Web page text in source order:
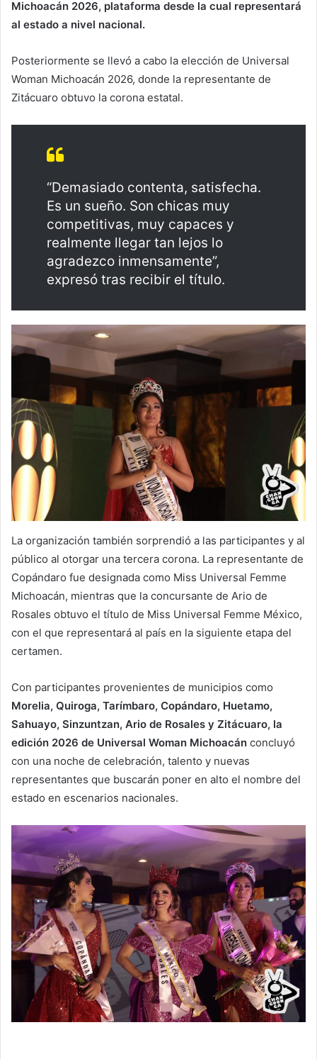
Michoacán 2026, plataforma desde la cual representará
al estado a nivel nacional.
Posteriormente se llevó a cabo la elección de Universal
Woman Michoacán 2026, donde la representante de
Zitácuaro obtuvo la corona estatal.
“Demasiado contenta, satisfecha.
Es un sueño. Son chicas muy
competitivas, muy capaces y
realmente llegar tan lejos lo
agradezco inmensamente”,
expresó tras recibir el título.
La organización también sorprendió a las participantes y al
público al otorgar una tercera corona. La representante de
Copándaro fue designada como Miss Universal Femme
Michoacán, mientras que la concursante de Ario de
Rosales obtuvo el título de Miss Universal Femme México,
con el que representará al país en la siguiente etapa del
certamen.
Con participantes provenientes de municipios como
Morelia, Quiroga, Tarímbaro, Copándaro, Huetamo,
Sahuayo, Sinzuntzan, Ario de Rosales y Zitácuaro, la
edición 2026 de Universal Woman Michoacán concluyó
con una noche de celebración, talento y nuevas
representantes que buscarán poner en alto el nombre del
estado en escenarios nacionales.